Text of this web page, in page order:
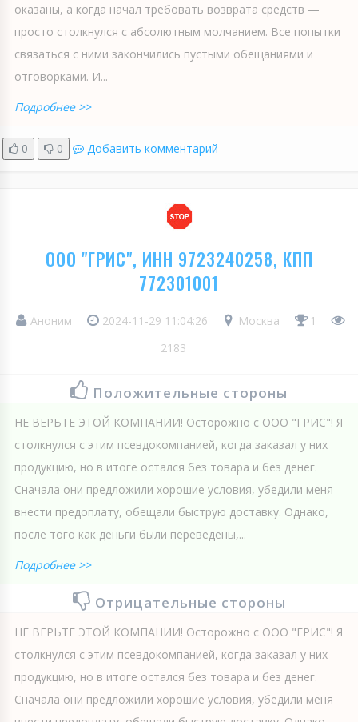
оказаны, а когда начал требовать возврата средств —
просто столкнулся с абсолютным молчанием. Все попытки
связаться с ними закончились пустыми обещаниями и
отговорками. И...
Подробнее >>
0 0 Добавить комментарий
ООО "ГРИС", ИНН 9723240258, КПП
772301001
Аноним 2024-11-29 11:04:26 Москва
1
2183
Положительные стороны
НЕ ВЕРЬТЕ ЭТОЙ КОМПАНИИ! Осторожно с ООО "ГРИС"! Я
столкнулся с этим псевдокомпанией, когда заказал у них
продукцию, но в итоге остался без товара и без денег.
Сначала они предложили хорошие условия, убедили меня
внести предоплату, обещали быструю доставку. Однако,
после того как деньги были переведены,...
Подробнее >>
Отрицательные стороны
НЕ ВЕРЬТЕ ЭТОЙ КОМПАНИИ! Осторожно с ООО "ГРИС"! Я
столкнулся с этим псевдокомпанией, когда заказал у них
продукцию, но в итоге остался без товара и без денег.
Сначала они предложили хорошие условия, убедили меня